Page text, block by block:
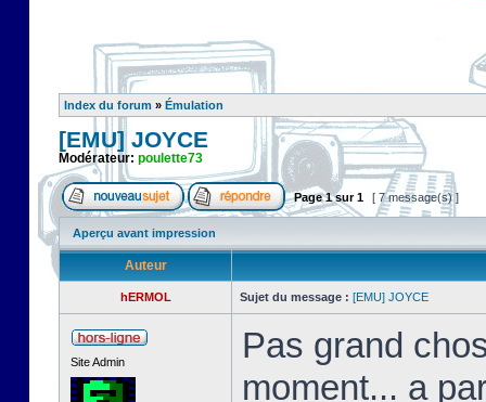
Index du forum » Émulation
[EMU] JOYCE
Modérateur: poulette73
Page1sur1 [ 7 message(s) ]
Aperçu avant impression
Auteur
hERMOL Sujet du message : [EMU] JOYCE
Site Admin
Pas grand
moment... a